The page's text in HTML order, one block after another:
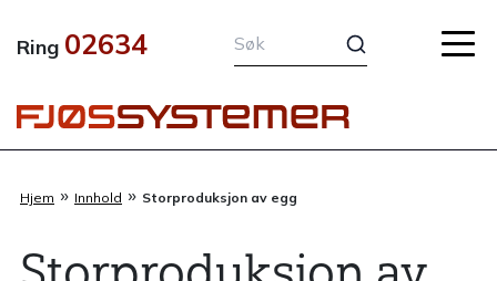
rett
innholdet
Ring 02634
Hjem » Innhold » Storproduksjon av egg